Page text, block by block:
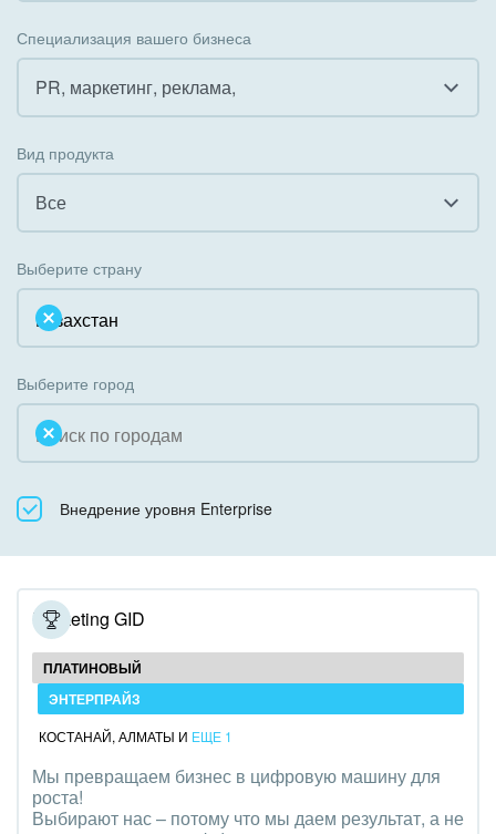
Внедрение КЭДО
Интеграция с 1С
Внедрение Бизнес-процессов
Системное администрирование
Интернет-магазин и CRM
Крупные корпоративные внедрения
Внедрение для медицины
Внедрение для гос.организаций
Внедрение онлайн-продаж
Внедрение онлайн-офиса / Интранета
Специализация вашего бизнеса
PR, маркетинг, реклама,
Государственные организации
Коммунальные услуги, ЖКХ
Некоммерческие, религиозные организации,
Недвижимость, риэлтерские компании
Образование, наука
Общественно-политические организации
Охрана, безопасность
Промышленность
СМИ, издательства, справочники
Страхование
Строительство, ремонт и благоустройство
Транспорт, Авиация, автобизнес
Вид продукта
Все
Облачный Битрикс24
Коробочная версия
Выберите страну
Выберите город
Внедрение уровня Enterprise
Marketing GID
ПЛАТИНОВЫЙ
ЭНТЕРПРАЙЗ
КОСТАНАЙ, АЛМАТЫ И ЕЩЕ 1
Мы превращаем бизнес в цифровую машину для
роста!
Выбирают нас – потому что мы даем результат, а не